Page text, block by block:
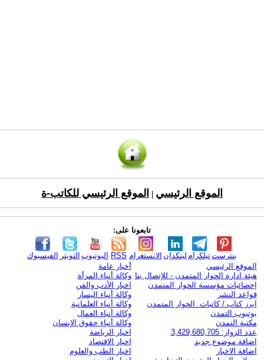
الموقع الرئيسي الموقع الرئيسي للكاتب-ة
تابعونا على:
الفيسبوك التويتر اليوتيوب RSS الانستغرام لينكدإن تيلكرامبنترست
الموقع الرئيسي
هيئة ادارة الحوار المتمدن - للإتصال بنا
إحصائيات مؤسسة الحوار المتمدن
قواعد النشر
ابرز كتاب / كاتبات الحوار المتمدن
يوتيوب التمدن
مكتبة التمدن
عدد الزوار: 3,429,680,705
اضافة موضوع جديد
اضافة الاخبار
أخبار عامة
وكالة أنباء المرأة
اخبار الأدب والفن
وكالة أنباء اليسار
وكالة أنباء العلمانية
وكالة أنباء العمال
وكالة أنباء حقوق الإنسان
اخبار الرياضة
اخبار الاقتصاد
اخبار الطب والعلوم